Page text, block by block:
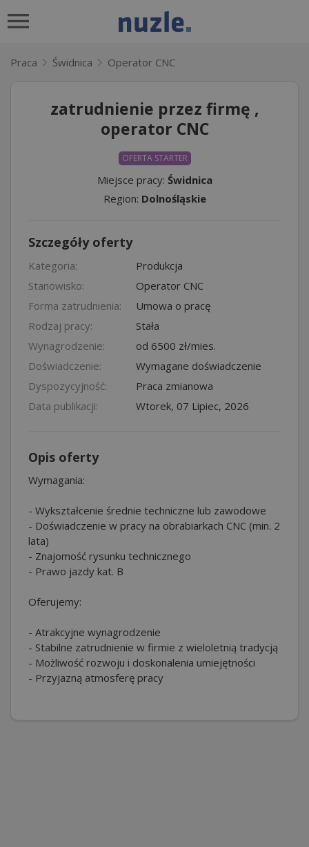
Praca Świdnica Operator CNC
zatrudnienie przez firmę ,
operator CNC
OFERTA STARTER
Miejsce pracy: Świdnica
Region: Dolnośląskie
Szczegóły oferty
Kategoria:
Produkcja
Stanowisko:
Operator CNC
Forma zatrudnienia:
Umowa o pracę
Rodzaj pracy:
Stała
Wynagrodzenie:
od 6500 zł/mies.
Doświadczenie:
Wymagane doświadczenie
Dyspozycyjność:
Praca zmianowa
Data publikacji:
Wtorek, 07 Lipiec, 2026
Opis oferty
Wymagania:
- Wykształcenie średnie techniczne lub zawodowe
- Doświadczenie w pracy na obrabiarkach CNC (min. 2
lata)
- Znajomość rysunku technicznego
- Prawo jazdy kat. B
Oferujemy:
- Atrakcyjne wynagrodzenie
- Stabilne zatrudnienie w firmie z wieloletnią tradycją
- Możliwość rozwoju i doskonalenia umiejętności
- Przyjazną atmosferę pracy